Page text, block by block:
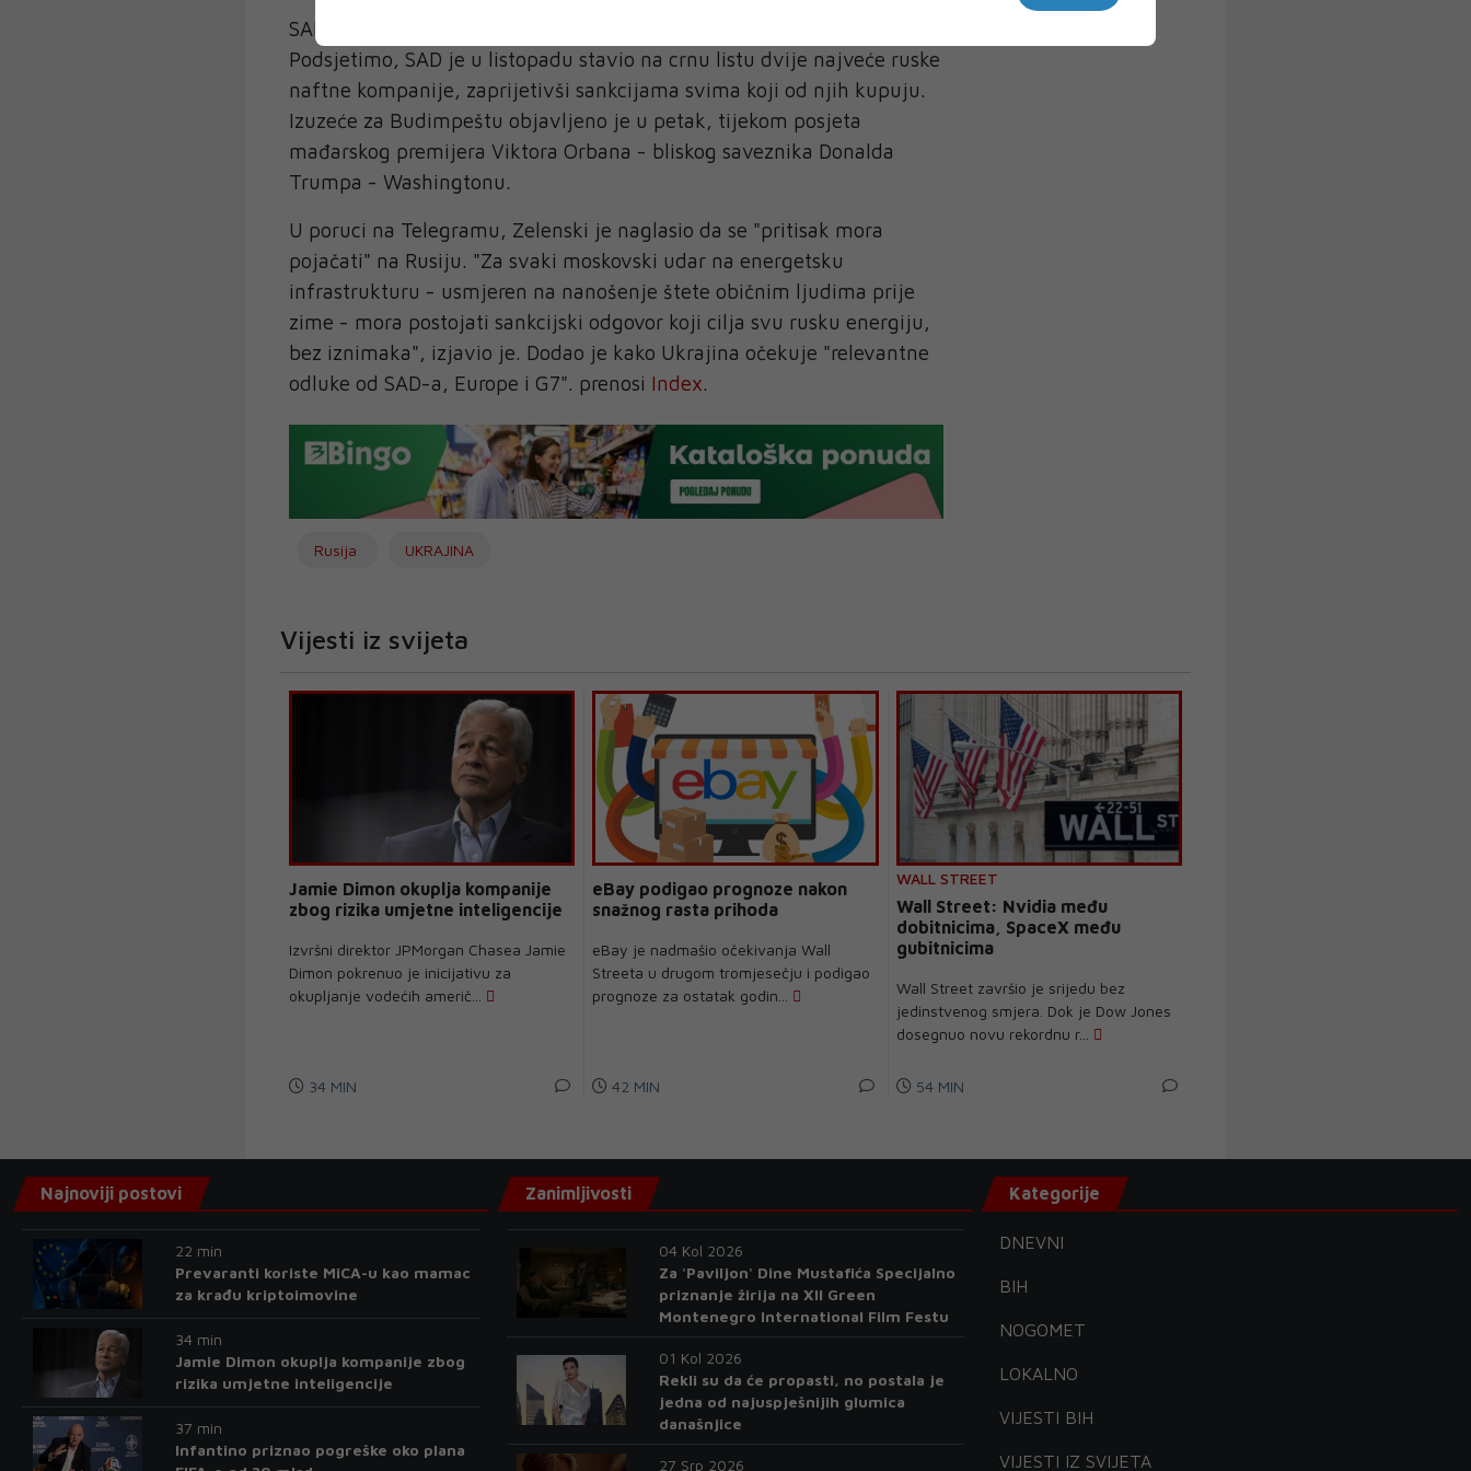
SAD prošli mjesec sankcionirao dvije najveće ruske naftne kompanije
Podsjetimo, SAD je u listopadu stavio na crnu listu dvije najveće ruske
naftne kompanije, zaprijetivši sankcijama svima koji od njih kupuju.
Izuzeće za Budimpeštu objavljeno je u petak, tijekom posjeta
mađarskog premijera Viktora Orbana - bliskog saveznika Donalda
Trumpa - Washingtonu.
U poruci na Telegramu, Zelenski je naglasio da se "pritisak mora
pojačati" na Rusiju. "Za svaki moskovski udar na energetsku
infrastrukturu - usmjeren na nanošenje štete običnim ljudima prije
zime - mora postojati sankcijski odgovor koji cilja svu rusku energiju,
bez iznimaka", izjavio je. Dodao je kako Ukrajina očekuje "relevantne
odluke od SAD-a, Europe i G7". prenosi Index.
Rusija UKRAJINA
Vijesti iz svijeta
Jamie Dimon okuplja kompanije
zbog rizika umjetne inteligencije
Izvršni direktor JPMorgan Chasea Jamie
Dimon pokrenuo je inicijativu za
okupljanje vodećih američ...
34 MIN
eBay podigao prognoze nakon
snažnog rasta prihoda
eBay je nadmašio očekivanja Wall
Streeta u drugom tromjesečju i podigao
prognoze za ostatak godin...
42 MIN
WALL STREET
Wall Street: Nvidia među
dobitnicima, SpaceX među
gubitnicima
Wall Street završio je srijedu bez
jedinstvenog smjera. Dok je Dow Jones
dosegnuo novu rekordnu r...
54 MIN
Najnoviji postovi
22 min
Prevaranti koriste MiCA-u kao mamac
za krađu kriptoimovine
34 min
Jamie Dimon okuplja kompanije zbog
rizika umjetne inteligencije
37 min
Infantino priznao pogreške oko plana
Zanimljivosti
04 Kol 2026
Za 'Paviljon' Dine Mustafića Specijalno
priznanje žirija na XII Green
Montenegro International Film Festu
01 Kol 2026
Rekli su da će propasti, no postala je
jedna od najuspješnijih glumica
današnjice
27 Srp 2026
Kategorije
DNEVNI
BIH
NOGOMET
LOKALNO
VIJESTI BIH
VIJESTI IZ SVIJETA